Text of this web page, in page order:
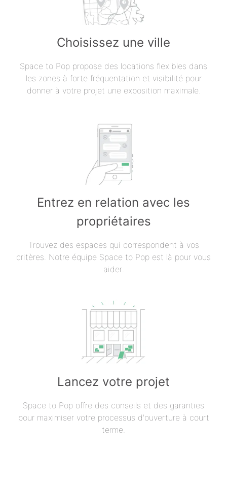
Choisissez une ville
Space to Pop propose des locations flexibles dans
les zones à forte fréquentation et visibilité pour
donner à votre projet une exposition maximale.
Entrez en relation avec les
propriétaires
Trouvez des espaces qui correspondent à vos
critères. Notre équipe Space to Pop est là pour vous
aider.
Lancez votre projet
Space to Pop offre des conseils et des garanties
pour maximiser votre processus d'ouverture à court
terme.